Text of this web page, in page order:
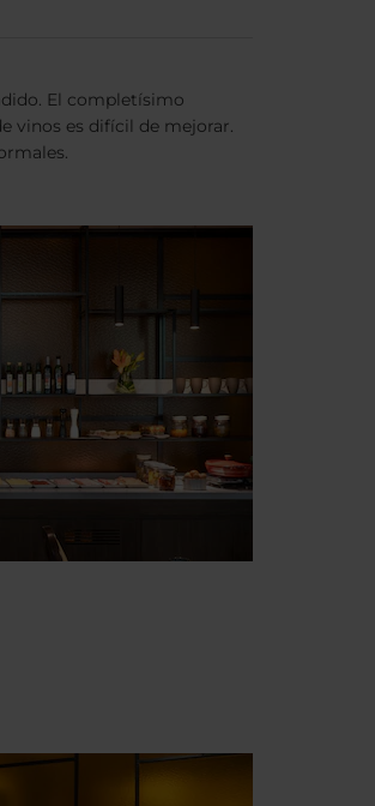
El completísimo
vinos es difícil de mejorar.